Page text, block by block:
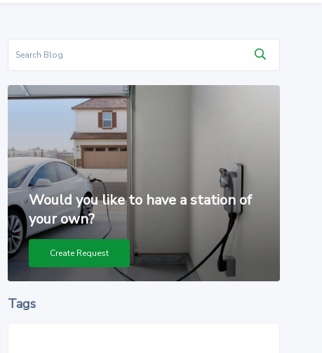
Would you like to have a station of
your own?
Create Request
Tags